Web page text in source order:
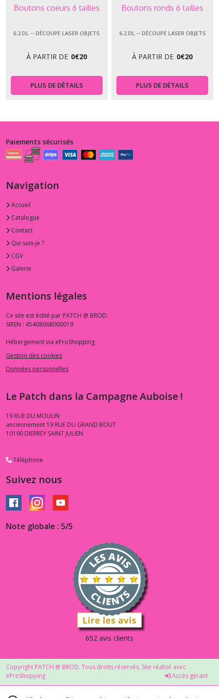
Boutons coeurs 6 tailles
6.2.DL -- DÉCOUPE LASER OBJETS
À PARTIR DE 0€20
PLUS DE DÉTAILS
Boutons ronds 6 tailles
6.2.DL -- DÉCOUPE LASER OBJETS
À PARTIR DE 0€20
PLUS DE DÉTAILS
Paiements sécurisés
Navigation
Accueil
Catalogue
Contact
Qui suis-je ?
CGV
Galerie
Mentions légales
Ce site est édité par PATCH @ BROD.
SIREN : 45408068000019
Hébergement via eProShopping
Gestion des cookies
Données personnelles
Le Patch dans la Campagne Auboise !
19 RUE DU MOULIN
anciennement 19 RUE DU GRAND BOUT
10190 DIERREY SAINT JULIEN
Téléphone
Suivez nous
Note globale : 5/5
652 avis clients
Copyright PATCH @ BROD. Tous droits réservés. Site réalisé avec
eProShopping
Accès gérant